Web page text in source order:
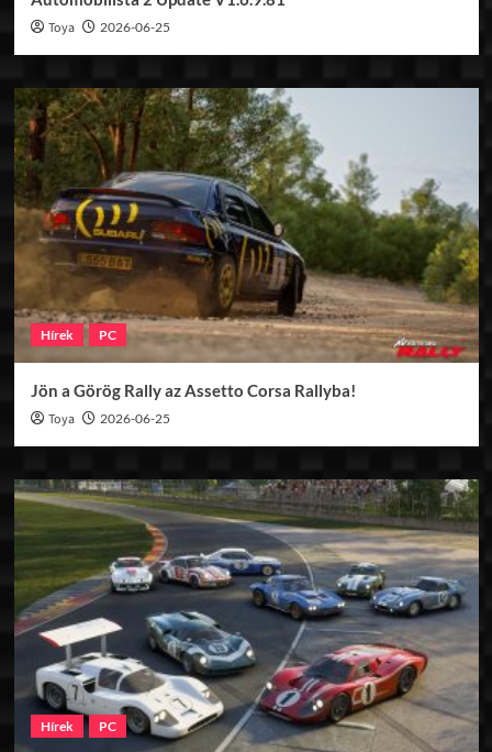
Toya 2026-06-25
Hírek PC
Jön a Görög Rally az Assetto Corsa Rallyba!
Toya 2026-06-25
Hírek PC